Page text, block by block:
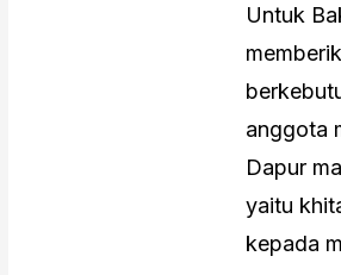
Untuk
anggota
Dapur
yaitu
kepada